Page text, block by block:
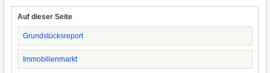
Auf dieser Seite
Grundstücksreport
Immobilienmarkt